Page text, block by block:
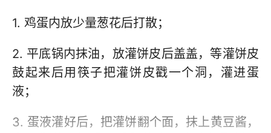
1. 鸡蛋内放少量葱花后打散；
2. 平底锅内抹油，放灌饼皮后盖盖，等灌饼皮
鼓起来后用筷子把灌饼皮戳一个洞，灌进蛋
液；
3. 蛋液灌好后，把灌饼翻个面，抹上黄豆酱，